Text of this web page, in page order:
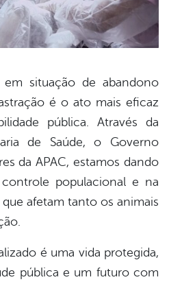
situação de abandono
é o ato mais eficaz
pública. Através da
de Saúde, o Governo
da APAC, estamos dando
populacional e na
afetam tanto os animais
é uma vida protegida,
pública e um futuro com